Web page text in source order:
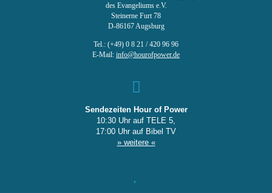
des Evangeliums e.V.
Steinerne Furt 78
D-86167 Augsburg
Tel.: (+49) 0 8 21 / 420 96 96
E-Mail: info@hourofpower.de
Sendezeiten Hour of Power
10:30 Uhr auf TELE 5,
17:00 Uhr auf Bibel TV
» weitere «